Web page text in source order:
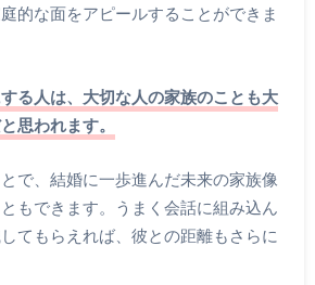
的な面をアピールすることができま
る人は、大切な人の家族のことも大
思われます。
で、結婚に一歩進んだ未来の家族像
もできます。うまく会話に組み込ん
てもらえれば、彼との距離もさらに